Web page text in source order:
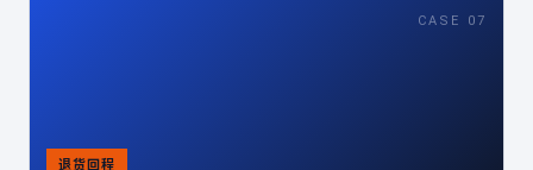
CASE 07